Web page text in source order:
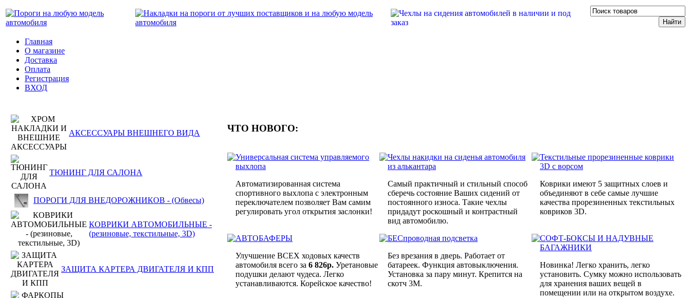
Главная
О магазине
Доставка
Оплата
Регистрация
ВХОД
АКСЕССУАРЫ ВНЕШНЕГО ВИДА
ТЮНИНГ ДЛЯ САЛОНА
ПОРОГИ ДЛЯ ВНЕДОРОЖНИКОВ - (Обвесы)
КОВРИКИ АВТОМОБИЛЬНЫЕ -
(резиновые, текстильные, 3D)
ЗАЩИТА КАРТЕРА ДВИГАТЕЛЯ И КПП
ЧТО НОВОГО:
Универсальная система управляемого
выхлопа
Автоматизированная система
спортивного выхлопа с электронным
переключателем позволяет Вам самим
регулировать угол открытия заслонки!
Чехлы накидки на сиденья автомобиля
из алькантара
Самый практичный и стильный способ
сберечь состояние Ваших сидений от
постоянного износа. Такие чехлы
придадут роскошный и контрастный
вид автомобилю.
Текстильные прорезиненные коврики
3D с ворсом
Коврики имеют 5 защитных слоев и
объединяют в себе самые лучшие
качества прорезиненных текстильных
ковриков 3D.
АВТОБАФЕРЫ
Улучшение ВСЕХ ходовых качеств
автомобиля всего за 6 826р. Уретановые
подушки делают чудеса. Легко
устанавливаются. Корейское качество!
БЕСпроводная подсветка
Без врезания в дверь. Работает от
батареек. Функция автовыключения.
Установка за пару минут. Крепится на
скотч 3M.
СОФТ-БОКСЫ И НАДУВНЫЕ
БАГАЖНИКИ
Новинка! Легко хранить, легко
установить. Сумку можно использовать
для хранения ваших вещей в
помещении или на открытом воздухе.